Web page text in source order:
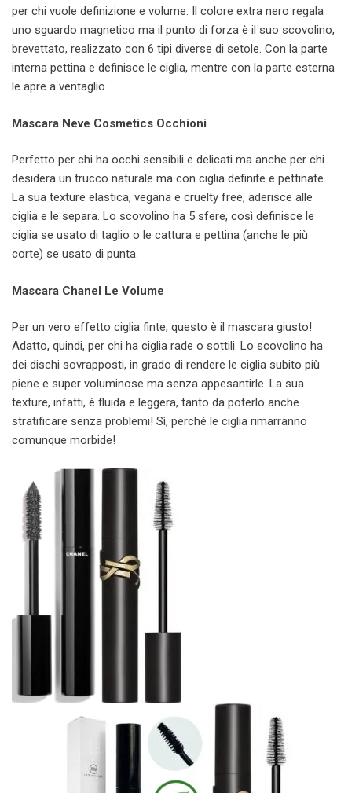
per chi vuole definizione e volume. Il colore extra nero regala
uno sguardo magnetico ma il punto di forza è il suo scovolino,
brevettato, realizzato con 6 tipi diverse di setole. Con la parte
interna pettina e definisce le ciglia, mentre con la parte esterna
le apre a ventaglio.
Mascara Neve Cosmetics Occhioni
Perfetto per chi ha occhi sensibili e delicati ma anche per chi
desidera un trucco naturale ma con ciglia definite e pettinate.
La sua texture elastica, vegana e cruelty free, aderisce alle
ciglia e le separa. Lo scovolino ha 5 sfere, così definisce le
ciglia se usato di taglio o le cattura e pettina (anche le più
corte) se usato di punta.
Mascara Chanel Le Volume
Per un vero effetto ciglia finte, questo è il mascara giusto!
Adatto, quindi, per chi ha ciglia rade o sottili. Lo scovolino ha
dei dischi sovrapposti, in grado di rendere le ciglia subito più
piene e super voluminose ma senza appesantirle. La sua
texture, infatti, è fluida e leggera, tanto da poterlo anche
stratificare senza problemi! Sì, perché le ciglia rimarranno
comunque morbide!